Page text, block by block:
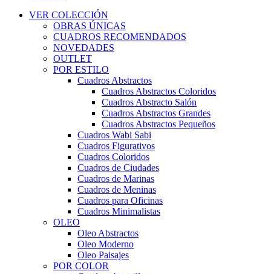
VER COLECCIÓN
OBRAS ÚNICAS
CUADROS RECOMENDADOS
NOVEDADES
OUTLET
POR ESTILO
Cuadros Abstractos
Cuadros Abstractos Coloridos
Cuadros Abstracto Salón
Cuadros Abstractos Grandes
Cuadros Abstractos Pequeños
Cuadros Wabi Sabi
Cuadros Figurativos
Cuadros Coloridos
Cuadros de Ciudades
Cuadros de Marinas
Cuadros de Meninas
Cuadros para Oficinas
Cuadros Minimalistas
OLEO
Oleo Abstractos
Oleo Moderno
Oleo Paisajes
POR COLOR